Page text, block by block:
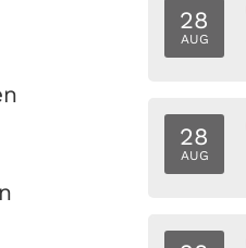
28
AUG
28
AUG